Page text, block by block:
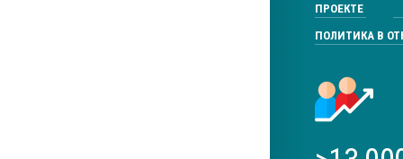
ПРОЕКТЕ
ПОЛИТИКА В